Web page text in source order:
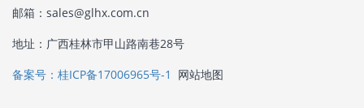
邮箱：sales@glhx.com.cn
地址：广西桂林市甲山路南巷28号
备案号：桂ICP备17006965号-1
网站地图